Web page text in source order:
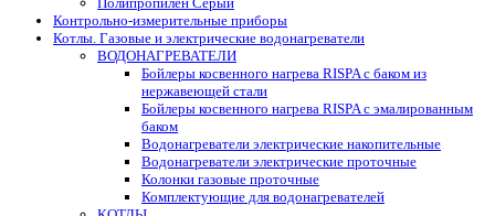
Контрольно-измерительные приборы
Котлы. Газовые и электрические водонагреватели
ВОДОНАГРЕВАТЕЛИ
Бойлеры косвенного нагрева RISPA с баком из
нержавеющей стали
Бойлеры косвенного нагрева RISPA с эмалированным
баком
Водонагреватели электрические накопительные
Водонагреватели электрические проточные
Колонки газовые проточные
Комплектующие для водонагревателей